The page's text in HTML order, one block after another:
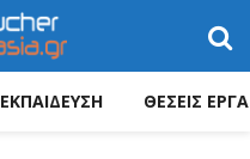
ΕΚΠΑΙΔΕΥΣΗ ΘΕΣΕΙΣ